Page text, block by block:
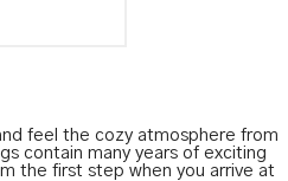
feel the cozy atmosphere from
contain many years of exciting
the first step when you arrive at